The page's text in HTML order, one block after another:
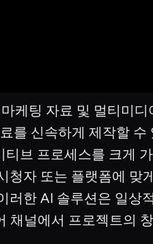
케팅 자료 및 멀티미
를 신속하게 제작할
브 프로세스를 크게
자 또는 플랫폼에 맞
한 AI 솔루션은 일상
널에서 프로젝트의